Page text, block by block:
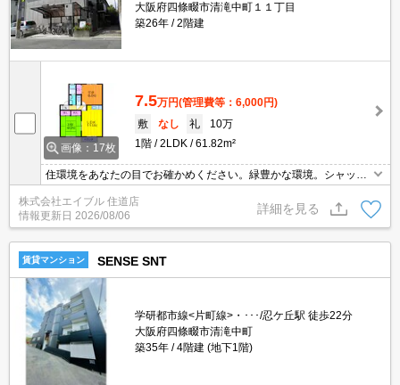
大阪府四條畷市清滝中町１１丁目
築26年
2階建
画像：17枚
7.5万円(管理費等：6,000円)
敷
なし 礼
10万
1階
2LDK 61.82m²
住環境をあなたの目でお確かめください。緑豊かな環境。シャッタ
ー式雨戸付き。インターホン付き。室内に洗濯機置場あり。和室を
お好みの方に。クローゼット付。独立洗面台が便利。
株式会社エイブル 住道店
情報更新日 2026/08/06
詳細を見る
賃貸マンション SENSE SNT
学研都市線<片町線>・･･･/忍ケ丘駅 徒歩22分
大阪府四條畷市清滝中町
築35年
4階建 (地下1階)